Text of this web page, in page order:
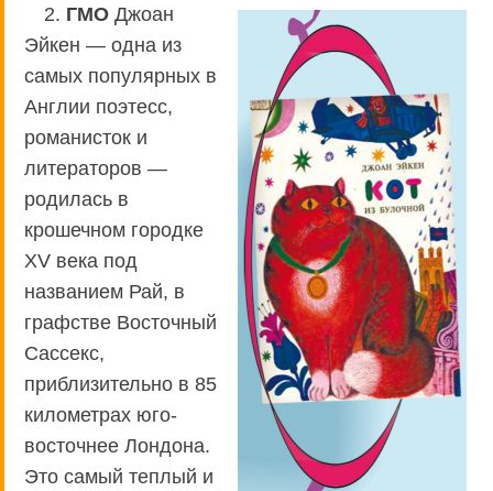
2. ГМО Джоан
Эйкен — одна из
самых популярных в
Англии поэтесс,
романисток и
литераторов —
родилась в
крошечном городке
XV века под
названием Рай, в
графстве Восточный
Сассекс,
приблизительно в 85
километрах юго-
восточнее Лондона.
Это самый теплый и